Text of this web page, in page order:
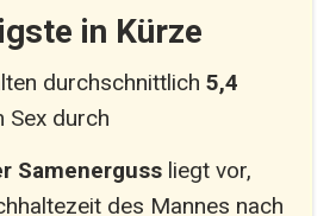
in Kürze
durchschnittlich 5,4
Sex durch
Samenerguss liegt vor,
des Mannes nach